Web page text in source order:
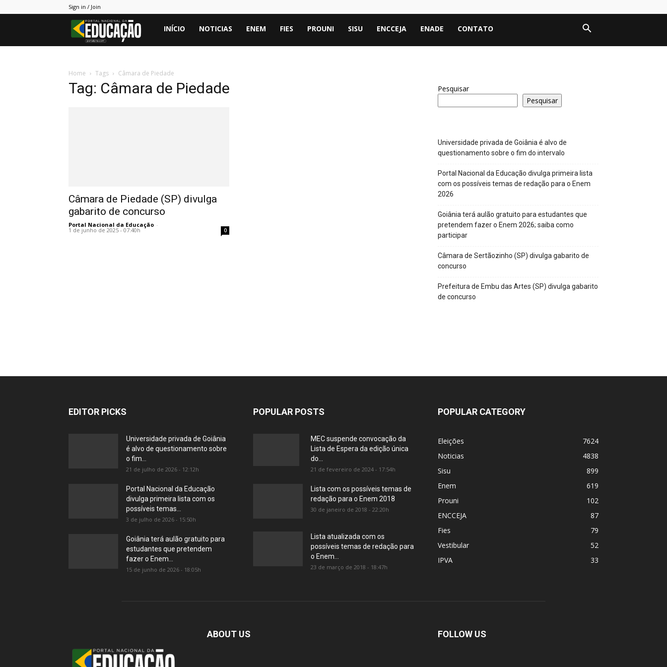
Sign in / Join
Portal
INÍCIO NOTICIAS ENEM FIES PROUNI SISU ENCCEJA ENADE CONTATO
Home Tags Câmara de Piedade
Tag: Câmara de Piedade
Câmara de Piedade (SP) divulga
gabarito de concurso
Portal Nacional da Educação -
1 de junho de 2025 - 07:40h 0
Pesquisar
Pesquisar
Universidade privada de Goiânia é alvo de
questionamento sobre o fim do intervalo
Portal Nacional da Educação divulga primeira lista
com os possíveis temas de redação para o Enem
2026
Goiânia terá aulão gratuito para estudantes que
pretendem fazer o Enem 2026; saiba como
participar
Câmara de Sertãozinho (SP) divulga gabarito de
concurso
Prefeitura de Embu das Artes (SP) divulga gabarito
de concurso
EDITOR PICKS
Universidade privada de Goiânia
é alvo de questionamento sobre
o fim...
21 de julho de 2026 - 12:12h
Portal Nacional da Educação
divulga primeira lista com os
possíveis temas...
3 de julho de 2026 - 15:50h
Goiânia terá aulão gratuito para
estudantes que pretendem
fazer o Enem...
15 de junho de 2026 - 18:05h
POPULAR POSTS
MEC suspende convocação da
Lista de Espera da edição única
do...
21 de fevereiro de 2024 - 17:54h
Lista com os possíveis temas de
redação para o Enem 2018
30 de janeiro de 2018 - 22:20h
Lista atualizada com os
possíveis temas de redação para
o Enem...
23 de março de 2018 - 18:47h
POPULAR CATEGORY
Eleições
7624
Noticias
4838
Sisu
899
Enem
619
Prouni
102
ENCCEJA
87
Fies
79
Vestibular
52
IPVA
33
ABOUT US FOLLOW US